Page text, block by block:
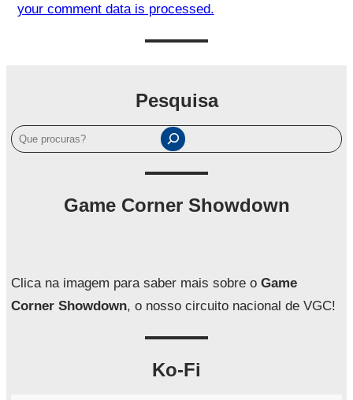
your comment data is processed.
Pesquisa
P
e
a
r
Game Corner Showdown
Clica na imagem para saber mais sobre o Game
Corner Showdown, o nosso circuito nacional de VGC!
Ko-Fi